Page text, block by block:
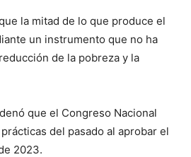
la mitad de lo que produce el
un instrumento que no ha
de la pobreza y la
que el Congreso Nacional
del pasado al aprobar el
2023.